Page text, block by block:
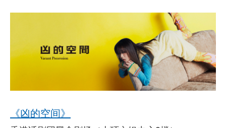
《凶的空间》